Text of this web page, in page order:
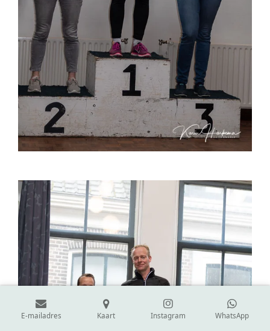
E-mailadres Kaart Instagram WhatsApp